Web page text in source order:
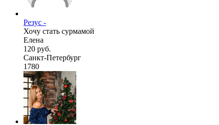
Резус -
Хочу стать сурмамой
Елена
120 руб.
Санкт-Петербург
1780